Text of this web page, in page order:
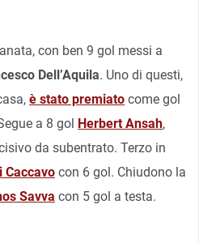
con ben 9 gol messi a
Dell’Aquila. Uno di questi,
è stato premiato come gol
a 8 gol Herbert Ansah,
da subentrato. Terzo in
Caccavo con 6 gol. Chiudono la
Savva con 5 gol a testa.